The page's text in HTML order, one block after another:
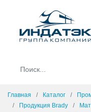
Главная Каталог
Продукция Brady